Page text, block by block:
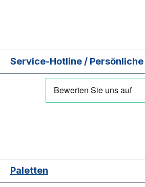
Service-Hotline /
Paletten